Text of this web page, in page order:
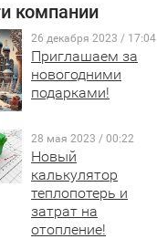
компании
26 декабря 2023 / 17:04
Приглашаем за
новогодними
подарками!
28 мая 2023 / 00:22
Новый
калькулятор
теплопотерь и
затрат на
отопление!